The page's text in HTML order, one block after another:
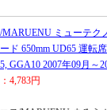
MARUENU ミューテク
ド 650mm UD65 運転
GGA10 2007年09月～
4,783円